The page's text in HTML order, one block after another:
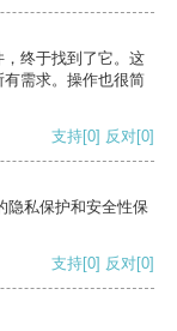
终于找到了它。这
需求。操作也很简
支持[0] 反对[0]
隐私保护和安全性保
支持[0] 反对[0]